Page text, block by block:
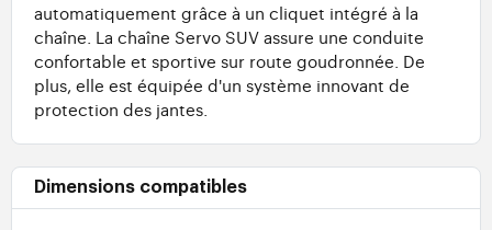
automatiquement grâce à un cliquet intégré à la
chaîne. La chaîne Servo SUV assure une conduite
confortable et sportive sur route goudronnée. De
plus, elle est équipée d'un système innovant de
protection des jantes.
Dimensions compatibles